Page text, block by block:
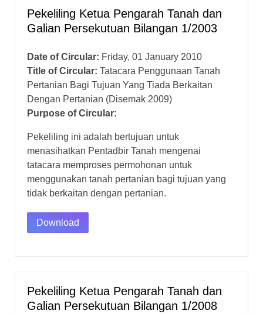
Pekeliling Ketua Pengarah Tanah dan
Galian Persekutuan Bilangan 1/2003
Date of Circular: Friday, 01 January 2010
Title of Circular: Tatacara Penggunaan Tanah
Pertanian Bagi Tujuan Yang Tiada Berkaitan
Dengan Pertanian (Disemak 2009)
Purpose of Circular:
Pekeliling ini adalah bertujuan untuk
menasihatkan Pentadbir Tanah mengenai
tatacara memproses permohonan untuk
menggunakan tanah pertanian bagi tujuan yang
tidak berkaitan dengan pertanian.
Download
Pekeliling Ketua Pengarah Tanah dan
Galian Persekutuan Bilangan 1/2008